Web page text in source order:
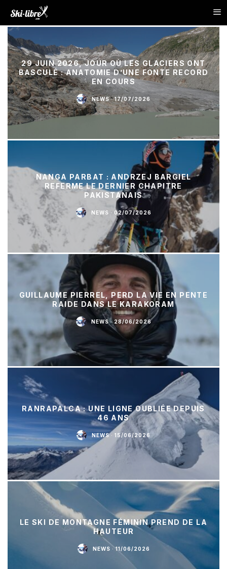
29 JUIN 2026, JOUR OÙ LES GLACIERS ONT
BASCULÉ : ANATOMIE D’UNE FONTE RECORD
EN COURS
NEWS · 17/07/2026
NANGA PARBAT : ANDRZEJ BARGIEL
REFERME LE DERNIER CHAPITRE
PAKISTANAIS
NEWS · 02/07/2026
GUILLAUME PIERREL, PERD LA VIE EN PENTE
RAIDE DANS LE KARAKORAM
NEWS · 28/06/2026
RANRAPALCA : UNE LIGNE OUBLIÉE DEPUIS
46 ANS
NEWS · 15/06/2026
LE SKI DE MONTAGNE FÉMININ PREND DE LA
HAUTEUR
NEWS · 11/06/2026